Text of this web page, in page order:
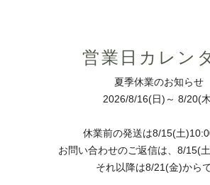
営業日カレン
夏季休業のお知らせ
2026/8/16(日)～ 8/20(
休業前の発送は8/15(土
お問い合わせのご返信は、8/15(
それ以降は8/21(金)から